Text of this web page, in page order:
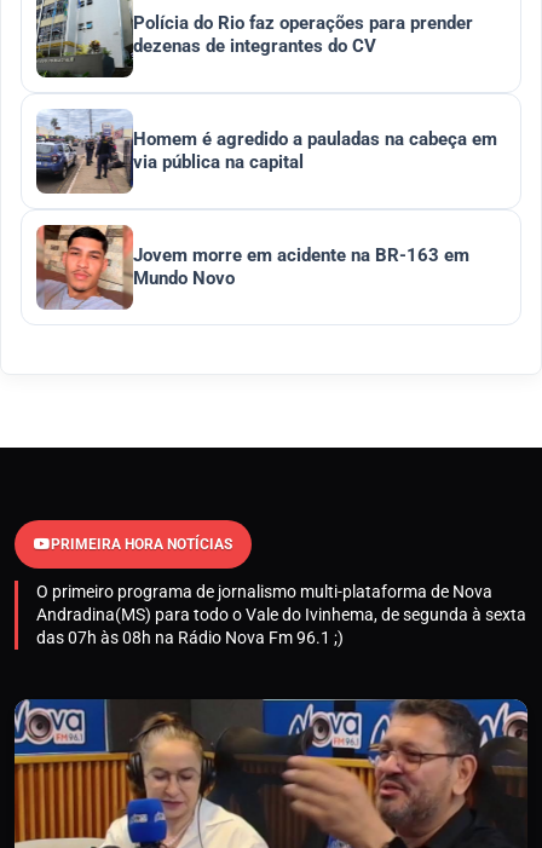
Polícia do Rio faz operações para prender
dezenas de integrantes do CV
Homem é agredido a pauladas na cabeça em
via pública na capital
Jovem morre em acidente na BR-163 em
Mundo Novo
PRIMEIRA HORA NOTÍCIAS
O primeiro programa de jornalismo multi-plataforma de Nova
Andradina(MS) para todo o Vale do Ivinhema, de segunda à sexta
das 07h às 08h na Rádio Nova Fm 96.1 ;)